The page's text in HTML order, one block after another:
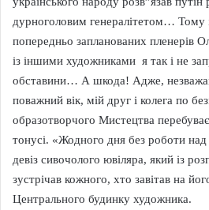
дурноголовим генералітетом… Тому
попередньо запланованих пленерів
із іншими художниками я так і не
обставини… А шкода! Адже,
поважний вік, мій друг і колега по
образотворчого Мистецтва
тонусі. «Жодного дня без роботи
девіз сивочолого ювіляра, який із
зустрічав кожного, хто завітав на
Центрального будинку художника.